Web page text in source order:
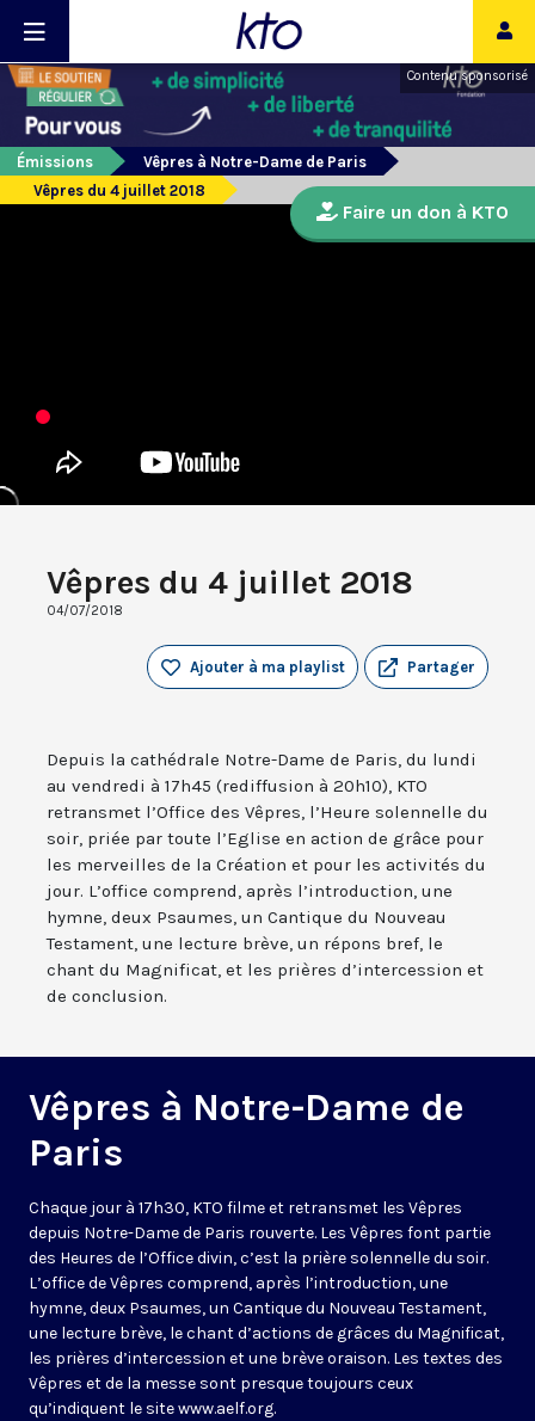
Contenu sponsorisé
Émissions
Vêpres à Notre-Dame de Paris
Vêpres du 4 juillet 2018
Vêpres du 4 juillet 2018
04/07/2018
Partager
Ajouter à ma playlist
Depuis la cathédrale Notre-Dame de Paris, du lundi
au vendredi à 17h45 (rediffusion à 20h10), KTO
retransmet l’Office des Vêpres, l’Heure solennelle du
soir, priée par toute l’Eglise en action de grâce pour
les merveilles de la Création et pour les activités du
jour. L’office comprend, après l’introduction, une
hymne, deux Psaumes, un Cantique du Nouveau
Testament, une lecture brève, un répons bref, le
chant du Magnificat, et les prières d’intercession et
de conclusion.
Vêpres à Notre-Dame de
Paris
Chaque jour à 17h30, KTO filme et retransmet les Vêpres
depuis Notre-Dame de Paris rouverte. Les Vêpres font partie
des Heures de l’Office divin, c’est la prière solennelle du soir.
L’office de Vêpres comprend, après l’introduction, une
hymne, deux Psaumes, un Cantique du Nouveau Testament,
une lecture brève, le chant d’actions de grâces du Magnificat,
les prières d’intercession et une brève oraison. Les textes des
Vêpres et de la messe sont presque toujours ceux
qu’indiquent le sitewww.aelf.org.
Faire un don à KTO